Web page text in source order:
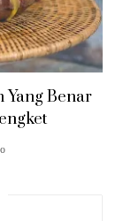
Yang Benar